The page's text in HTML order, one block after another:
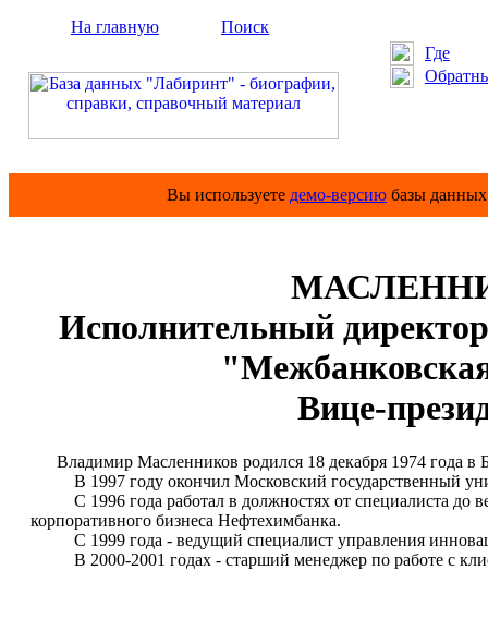
На главную
Поиск
Где
Вы используете демо-версию базы
Исполнительный
Вице-
Владимир Масленников родился 18 декабря 1974 года в
В 1997 году окончил Московский государственный
С 1996 года работал в должностях от специалиста до
корпоративного бизнеса Нефтехимбанка.
С 1999 года - ведущий специалист управления
В 2000-2001 годах - старший менеджер по работе с